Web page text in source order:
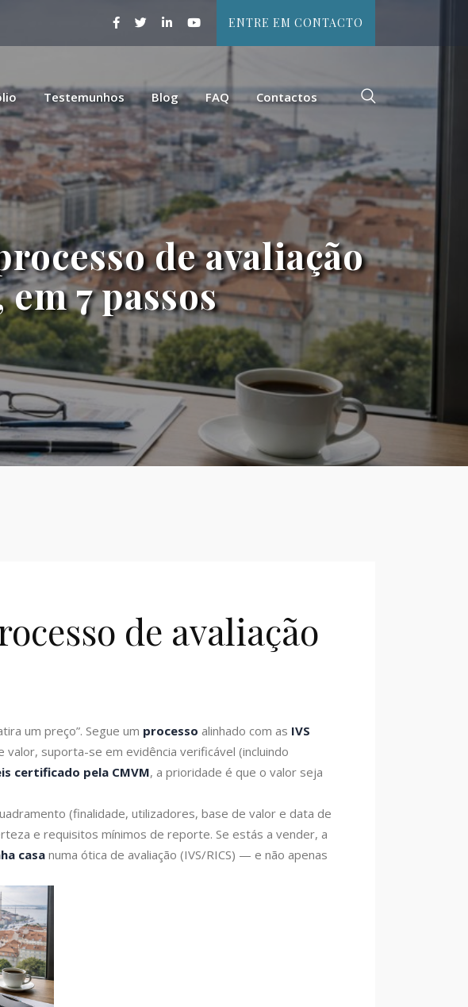
ENTRE EM CONTACTO
Testemunhos Blog FAQ Contactos
de avaliação
7 passos
de avaliação
um preço”. Segue um processo alinhado com as IVS
valor, suporta-se em evidência verificável (incluindo
certificado pela CMVM, a prioridade é que o valor seja
(finalidade, utilizadores, base de valor e data de
e requisitos mínimos de reporte. Se estás a vender, a
casa numa ótica de avaliação (IVS/RICS) — e não apenas